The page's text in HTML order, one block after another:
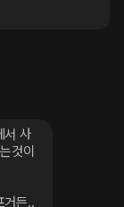
서 사
것이
거든..